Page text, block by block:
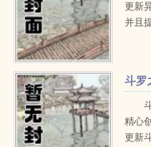
更新
并且
斗罗
精心
更新